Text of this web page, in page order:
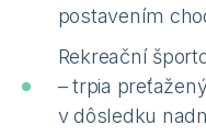
postavením
Rekreační
– trpia
v dôsledku